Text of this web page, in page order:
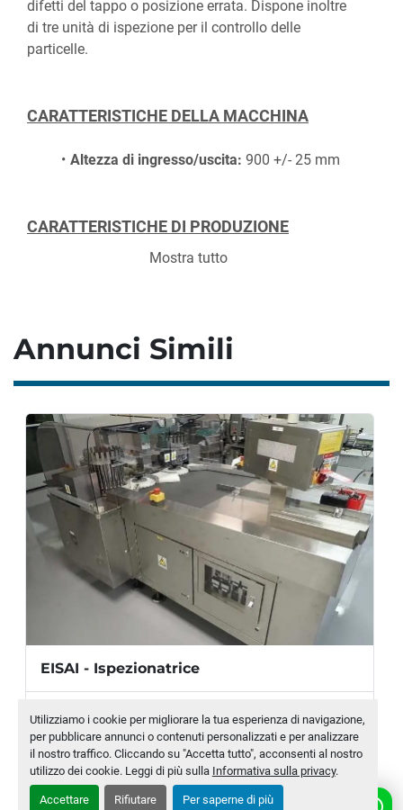
Utilizziamo i cookie per migliorare la tua esperienza di navigazione,
per pubblicare annunci o contenuti personalizzati e per analizzare
il nostro traffico. Cliccando su "Accetta tutto", acconsenti al nostro
utilizzo dei cookie. Leggi di più sulla Informativa sulla privacy.
Accettare Rifiutare Per saperne di più
difetti del tappo o posizione errata. Dispone inoltre
di tre unità di ispezione per il controllo delle
particelle.
CARATTERISTICHE DELLA MACCHINA
Altezza di ingresso/uscita: 900 +/- 25 mm
CARATTERISTICHE DI PRODUZIONE
FORMATI DISPONIBILI
per contenitori: con diametro da 8 a 52 mm
per cartucce: con diametro 8,65x 63 mm e
diametro 8,65 x 76 mm
CONSUMO ENERGETICO
Elettricità: 400 V, 50/60 Hz, trifase
Potenza: 8 kW
Aria compressa: 5 bar
DIMENSIONI
Ingombro a terra:
2400 x 2600 mm (circa)
Altezza: 2440 mm (circa)
Peso netto: 2800 kg (circa)
Mostra tutto
Annunci Simili
EISAI - Ispezionatrice
Modello AIM 587-2
Numero di magazzino MLTC-0010-WH